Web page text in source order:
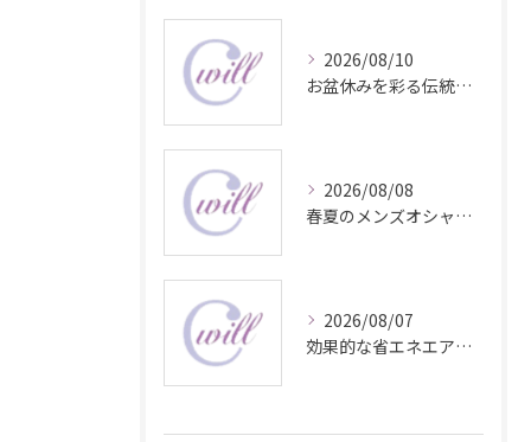
2026/08/10
お盆休みを彩る伝統行事と地域イベント情報
2026/08/08
春夏のメンズオシャレ最前線スタイル
2026/08/07
効果的な省エネエアコン温度設定方法